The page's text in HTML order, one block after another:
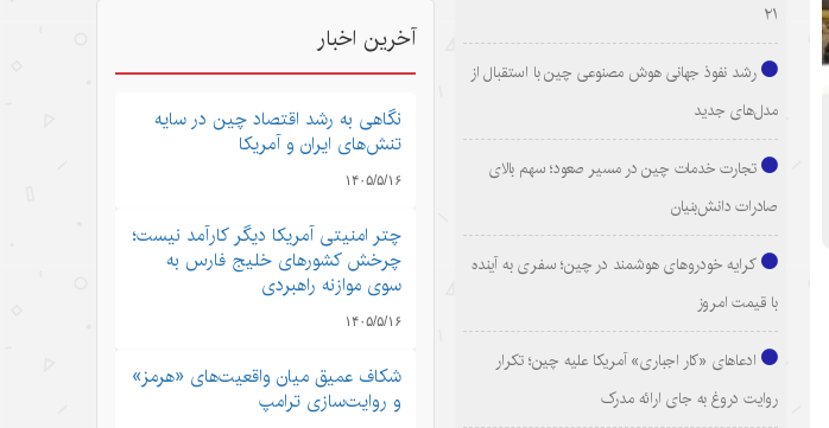
۲۱
رشد نفوذ جهانی هوش مصنوعی چین با استقبال از
مدل‌های جدید
تجارت خدمات چین در مسیر صعود؛ سهم بالای
صادرات دانش‌بنیان
کرایه خودروهای هوشمند در چین؛ سفری به آینده
با قیمت امروز
ادعاهای «کار اجباری» آمریکا علیه چین؛ تکرار
روایت دروغ به جای ارائه مدرک
آخرین اخبار
نگاهی به رشد اقتصاد چین در سایه
تنش‌های ایران و آمریکا
۱۴۰۵/۵/۱۶
چتر امنیتی آمریکا دیگر کارآمد نیست؛
چرخش کشورهای خلیج فارس به
سوی موازنه راهبردی
۱۴۰۵/۵/۱۶
شکاف عمیق میان واقعیت‌های «هرمز»
و روایت‌سازی ترامپ